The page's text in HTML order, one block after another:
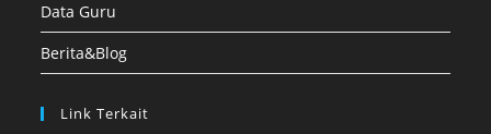
Data Guru
Berita&Blog
Link Terkait